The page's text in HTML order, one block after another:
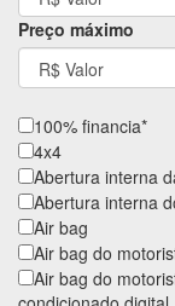
Preço máximo
100% financia*
4x4
Abertura interna
Abertura interna
Air bag
Air bag do
Air bag do